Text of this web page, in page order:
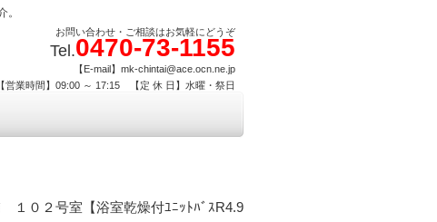
。
お問い合わせ・ご相談はお気軽にどうぞ
Tel.0470-73-1155
【E-mail】mk-chintai@ace.ocn.ne.jp
【営業時間】09:00 ～ 17:15 【定 休 日】水曜・祭日
１０２号室【浴室乾燥付ﾕﾆｯﾄﾊﾞｽR4.9